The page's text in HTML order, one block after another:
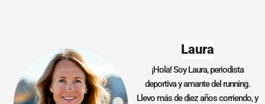
Laura
¡Hola! Soy Laura, periodista
deportiva y amante del running.
Llevo más de diez años corriendo, y